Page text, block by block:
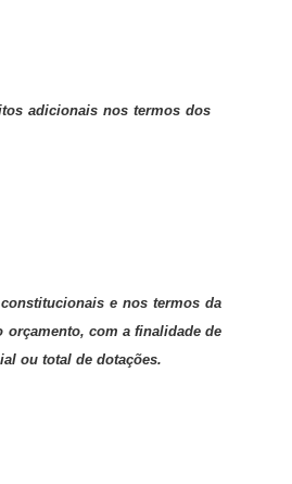
adicionais nos termos dos
e nos termos da
orçamento, com a finalidade de
ou total de dotações.